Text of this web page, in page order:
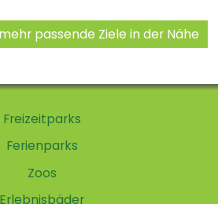
mehr passende Ziele in der Nähe
Freizeitparks
Ferienparks
Zoos
Erlebnisbäder